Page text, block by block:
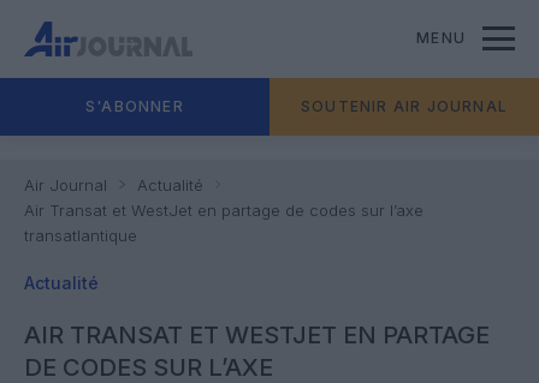
MENU
S'ABONNER SOUTENIR AIR JOURNAL
Air Journal
Actualité
Air Transat et WestJet en partage de codes sur l’axe
transatlantique
Actualité
AIR TRANSAT ET WESTJET EN PARTAGE
DE CODES SUR L’AXE